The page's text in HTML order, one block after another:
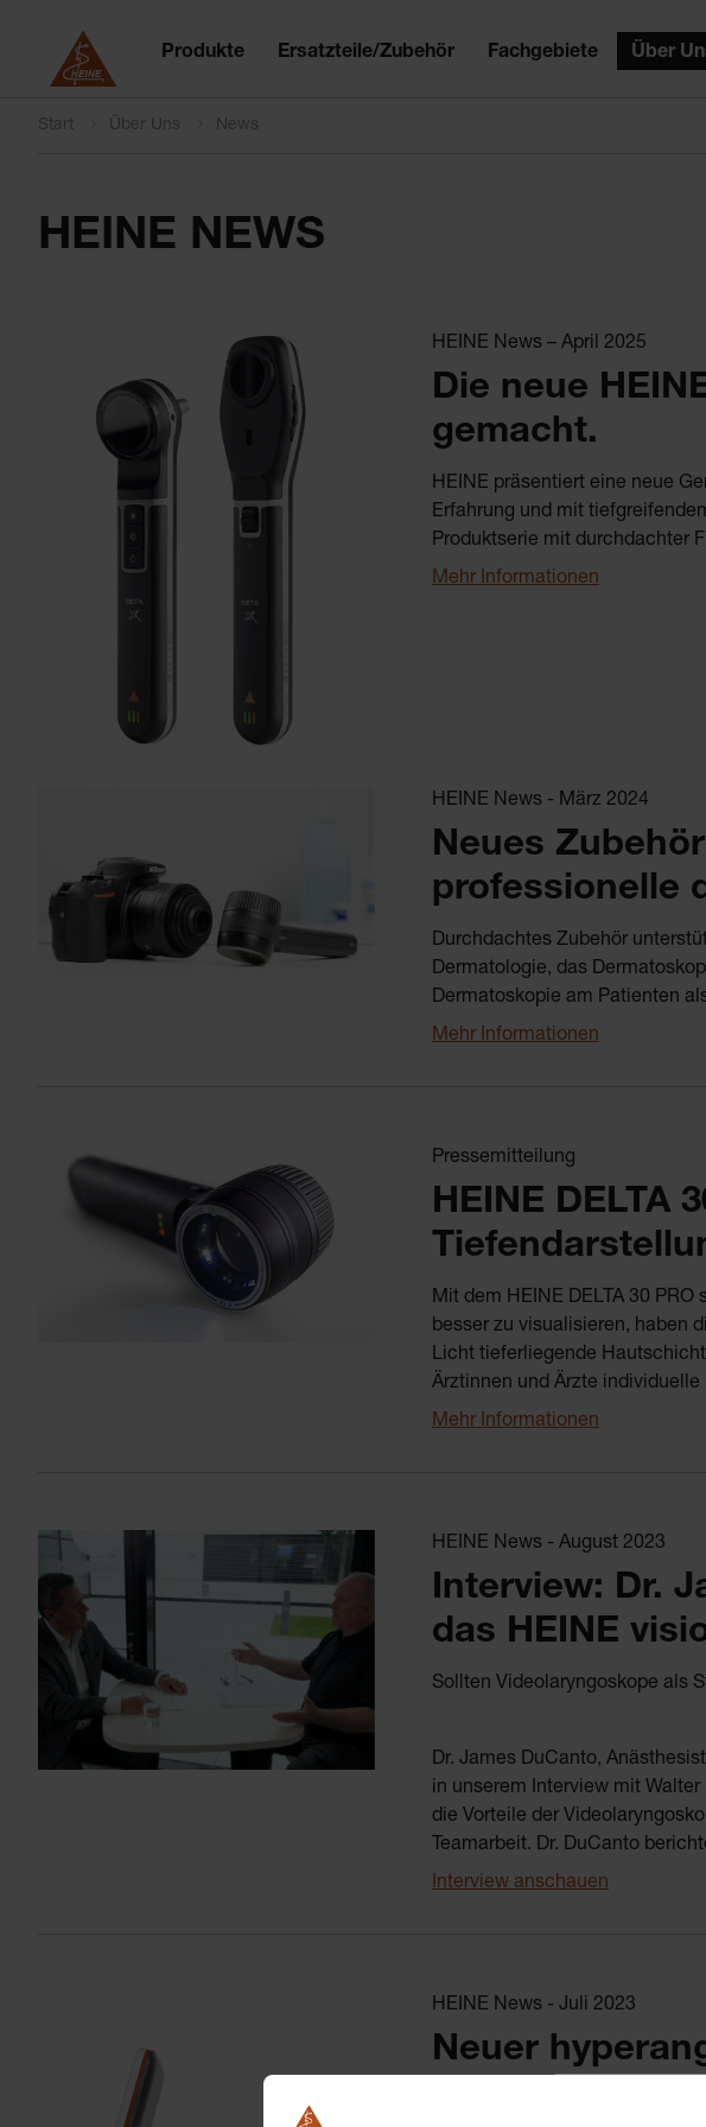
Produkte Ersatzteile/Zubehör Fachgebiete Über
Start Über Uns News
HEINE NEWS
HEINE News – April 2025
Die neue
gemacht.
HEINE präsentiert eine neue
Erfahrung und mit
Produktserie mit durchdachter
Mehr Informationen
HEINE News - März 2024
Neues
professionelle
Durchdachtes Zubehör
Dermatologie, das
Dermatoskopie am Patienten
Mehr Informationen
Pressemitteilung
HEINE DELTA
Mit dem HEINE DELTA 30
besser zu visualisieren, haben
Licht tieferliegende
Ärztinnen und Ärzte
Mehr Informationen
HEINE News - August 2023
Interview: Dr.
das HEINE
Sollten Videolaryngoskope als
Dr. James DuCanto,
in unserem Interview mit
die Vorteile der
Teamarbeit. Dr. DuCanto
Interview anschauen
HEINE News - Juli 2023
Neuer